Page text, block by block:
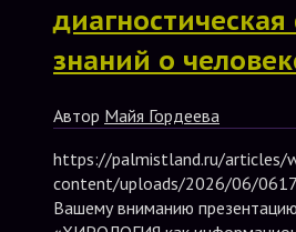
диагностическая
знаний о
Автор Майя Гордеева
https://palmistland.ru/articles/
content/uploads/2026/06/
Вашему вниманию